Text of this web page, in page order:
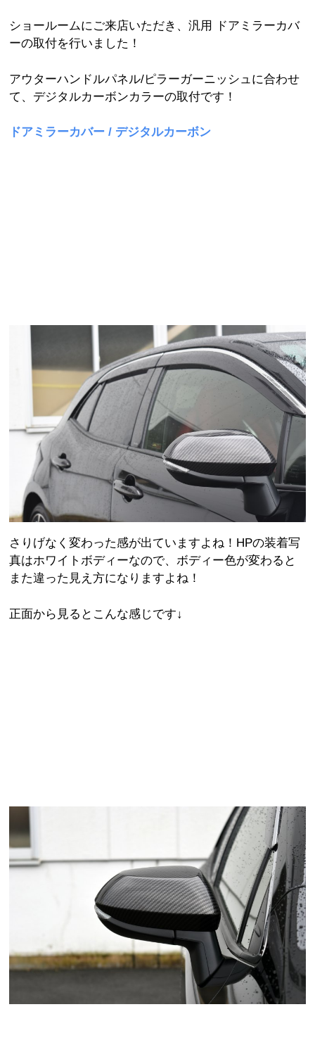
ショールームにご来店いただき、汎用 ドアミラーカバ
ーの取付を行いました！
アウターハンドルパネル/ピラーガーニッシュに合わせ
て、デジタルカーボンカラーの取付です！
ドアミラーカバー / デジタルカーボン
さりげなく変わった感が出ていますよね！HPの装着写
真はホワイトボディーなので、ボディー色が変わると
また違った見え方になりますよね！
正面から見るとこんな感じです↓